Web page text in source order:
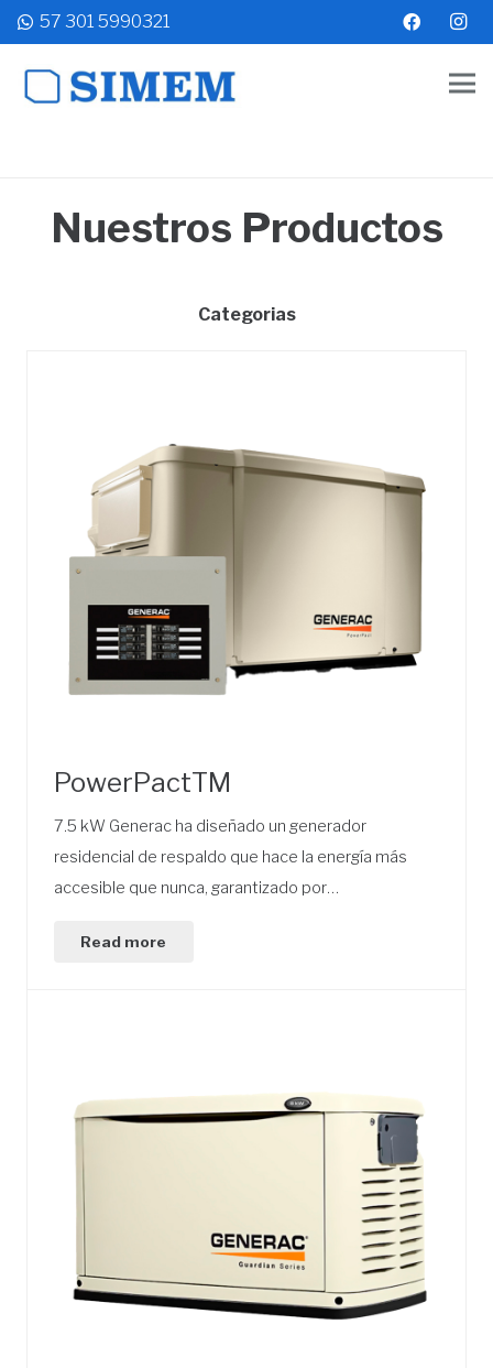
57 301 5990321
Nuestros Productos
Categorias
PowerPactTM
7.5 kW Generac ha diseñado un generador
residencial de respaldo que hace la energía más
accesible que nunca, garantizado por…
Read more